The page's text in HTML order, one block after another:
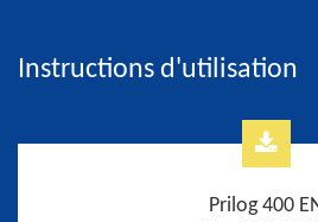
Instructions d'utilisation
Prilog 400